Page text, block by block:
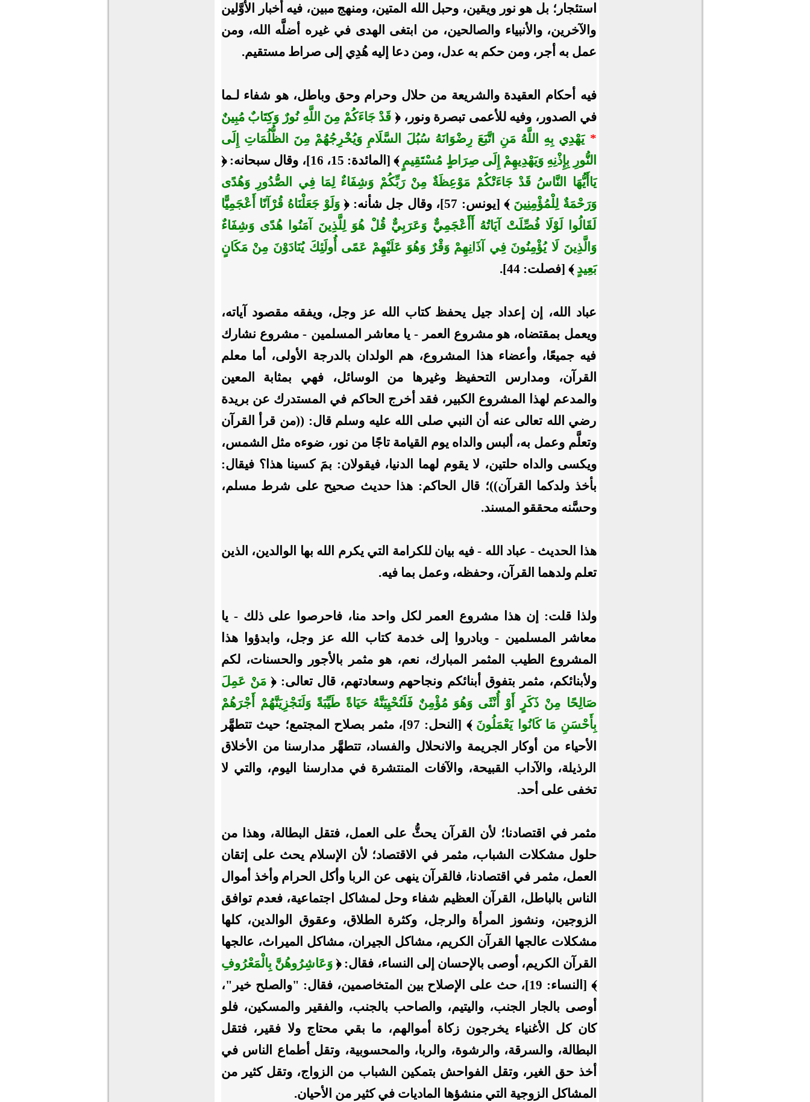
استئجار؛ بل هو نور ويقين، وحبل الله المتين، ومنهج مبين، فيه أخبار الأوَّلين
والآخرين، والأنبياء والصالحين، من ابتغى الهدى في غيره أضلَّه الله، ومن
عمل به أجر، ومن حكم به عدل، ومن دعا إليه هُدِي إلى صراط مستقيم.
فيه أحكام العقيدة والشريعة من حلال وحرام وحق وباطل، هو شفاء لـما
في الصدور، وفيه للأعمى تبصرة ونور، ﴿ قَدْ جَاءَكُمْ مِنَ اللَّهِ نُورٌ وَكِتَابٌ مُبِينٌ
* يَهْدِي بِهِ اللَّهُ مَنِ اتَّبَعَ رِضْوَانَهُ سُبُلَ السَّلَامِ وَيُخْرِجُهُمْ مِنَ الظُّلُمَاتِ إِلَى
النُّورِ بِإِذْنِهِ وَيَهْدِيهِمْ إِلَى صِرَاطٍ مُسْتَقِيمٍ ﴾ [المائدة: 15، 16]، وقال سبحانه: ﴿
يَاأَيُّهَا النَّاسُ قَدْ جَاءَتْكُمْ مَوْعِظَةٌ مِنْ رَبِّكُمْ وَشِفَاءٌ لِمَا فِي الصُّدُورِ وَهُدًى
وَرَحْمَةٌ لِلْمُؤْمِنِينَ ﴾ [يونس: 57]، وقال جل شأنه: ﴿وَلَوْ جَعَلْنَاهُ قُرْآنًا أَعْجَمِيًّا
لَقَالُوا لَوْلَا فُصِّلَتْ آيَاتُهُ أَأَعْجَمِيٌّ وَعَرَبِيٌّ قُلْ هُوَ لِلَّذِينَ آمَنُوا هُدًى وَشِفَاءٌ
وَالَّذِينَ لَا يُؤْمِنُونَ فِي آذَانِهِمْ وَقْرٌ وَهُوَ عَلَيْهِمْ عَمًى أُولَئِكَ يُنَادَوْنَ مِنْ مَكَانٍ
بَعِيدٍ ﴾ [فصلت: 44].
عباد الله، إن إعداد جيل يحفظ كتاب الله عز وجل، ويفقه مقصود آياته،
ويعمل بمقتضاه، هو مشروع العمر - يا معاشر المسلمين - مشروع نشارك
فيه جميعًا، وأعضاء هذا المشروع، هم الولدان بالدرجة الأولى، أما معلم
القرآن، ومدارس التحفيظ وغيرها من الوسائل، فهي بمثابة المعين
والمدعم لهذا المشروع الكبير، فقد أخرج الحاكم في المستدرك عن بريدة
رضي الله تعالى عنه أن النبي صلى الله عليه وسلم قال: ((من قرأ القرآن
وتعلَّم وعمل به، ألبس والداه يوم القيامة تاجًا من نور، ضوءه مثل الشمس،
ويكسى والداه حلتين، لا يقوم لهما الدنيا، فيقولان: بمَ كسينا هذا؟ فيقال:
بأخذ ولدكما القرآن))؛ قال الحاكم: هذا حديث صحيح على شرط مسلم،
وحسَّنه محققو المسند.
هذا الحديث - عباد الله - فيه بيان للكرامة التي يكرم الله بها الوالدين، الذين
تعلم ولدهما القرآن، وحفظه، وعمل بما فيه.
ولذا قلت: إن هذا مشروع العمر لكل واحد منا، فاحرصوا على ذلك - يا
معاشر المسلمين - وبادروا إلى خدمة كتاب الله عز وجل، وابدؤوا هذا
المشروع الطيب المثمر المبارك، نعم، هو مثمر بالأجور والحسنات، لكم
ولأبنائكم، مثمر بتفوق أبنائكم ونجاحهم وسعادتهم، قال تعالى: ﴿ مَنْ عَمِلَ
صَالِحًا مِنْ ذَكَرٍ أَوْ أُنْثَى وَهُوَ مُؤْمِنٌ فَلَنُحْيِيَنَّهُ حَيَاةً طَيِّبَةً وَلَنَجْزِيَنَّهُمْ أَجْرَهُمْ
بِأَحْسَنِ مَا كَانُوا يَعْمَلُونَ
﴾ [النحل: 97]، مثمر بصلاح المجتمع؛ حيث تتطهَّر
الأحياء من أوكار الجريمة والانحلال والفساد، تتطهَّر مدارسنا من الأخلاق
الرذيلة، والآداب القبيحة، والآفات المنتشرة في مدارسنا اليوم، والتي لا
تخفى على أحد.
مثمر في اقتصادنا؛ لأن القرآن يحثُّ على العمل، فتقل البطالة، وهذا من
حلول مشكلات الشباب، مثمر في الاقتصاد؛ لأن الإسلام يحث على إتقان
العمل، مثمر في اقتصادنا، فالقرآن ينهى عن الربا وأكل الحرام وأخذ أموال
الناس بالباطل، القرآن العظيم شفاء وحل لمشاكل اجتماعية، فعدم توافق
الزوجين، ونشوز المرأة والرجل، وكثرة الطلاق، وعقوق الوالدين، كلها
مشكلات عالجها القرآن الكريم، مشاكل الجيران، مشاكل الميراث، عالجها
القرآن الكريم، أوصى بالإحسان إلى النساء، فقال: ﴿ وَعَاشِرُوهُنَّ بِالْمَعْرُوفِ
﴾ [النساء: 19]، حث على الإصلاح بين المتخاصمين، فقال: "والصلح خير"،
أوصى بالجار الجنب، واليتيم، والصاحب بالجنب، والفقير والمسكين، فلو
كان كل الأغنياء يخرجون زكاة أموالهم، ما بقي محتاج ولا فقير، فتقل
البطالة، والسرقة، والرشوة، والربا، والمحسوبية، وتقل أطماع الناس في
أخذ حق الغير، وتقل الفواحش بتمكين الشباب من الزواج، وتقل كثير من
المشاكل الزوجية التي منشؤها الماديات في كثير من الأحيان.